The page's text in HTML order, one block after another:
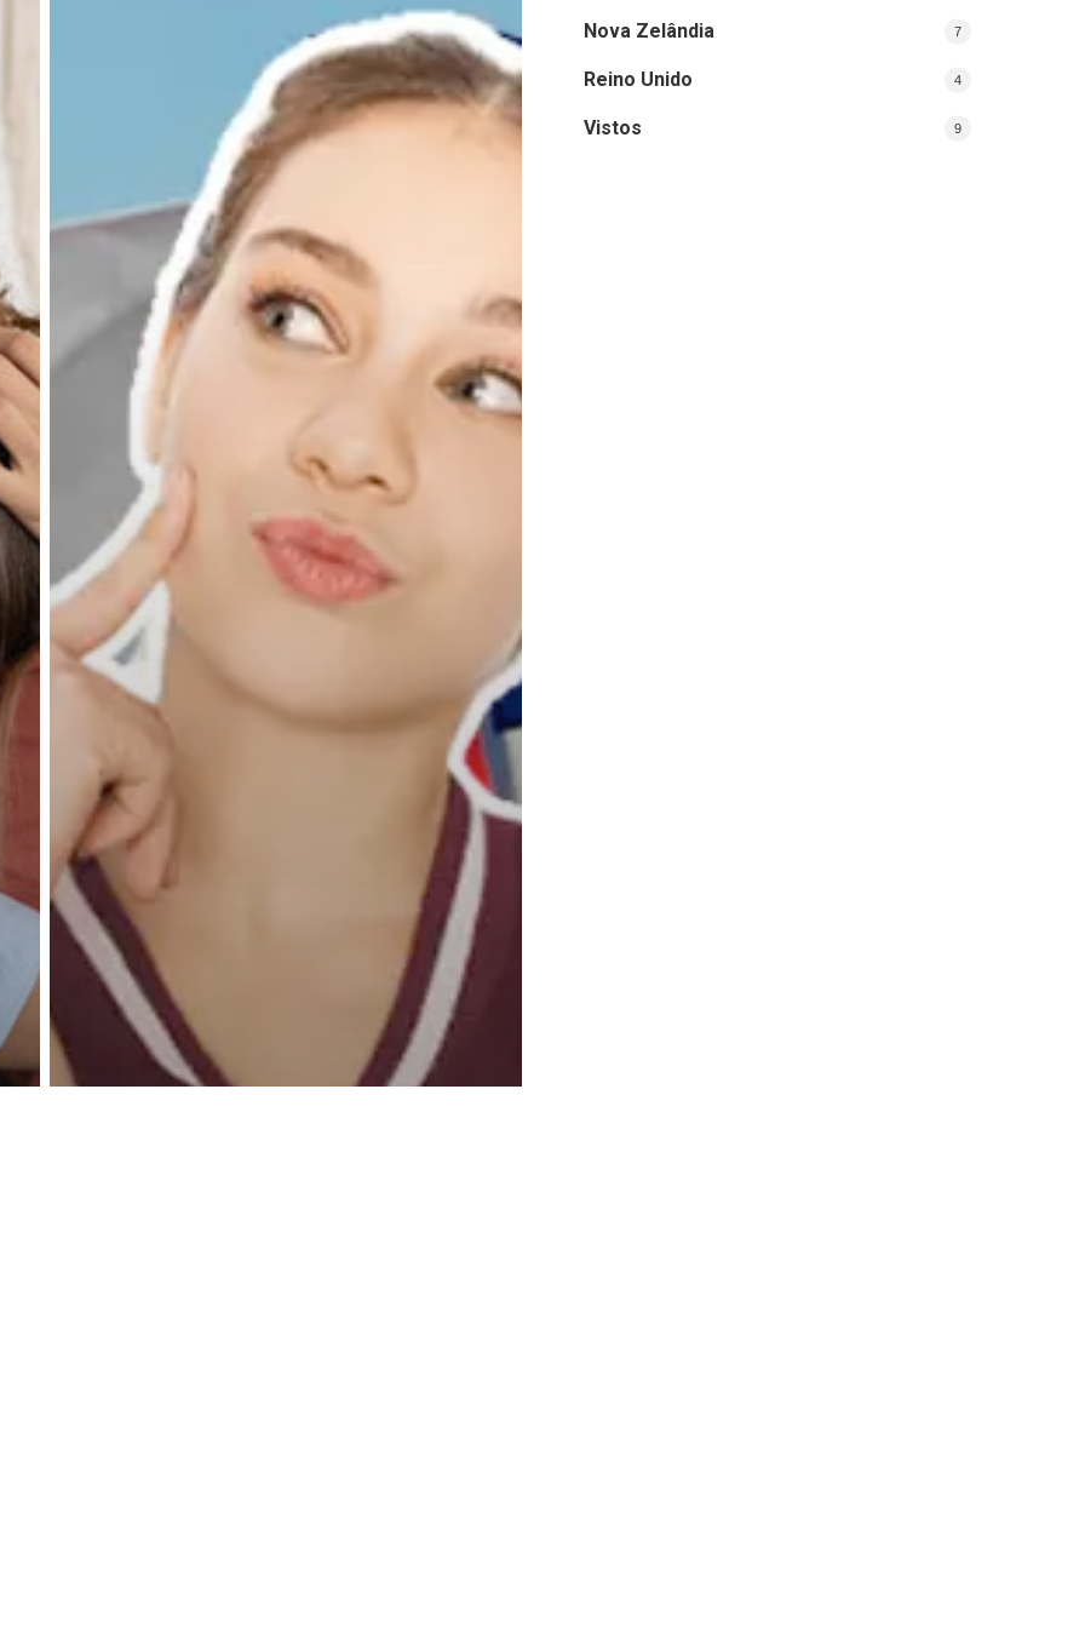
Nova Zelândia 7
Reino Unido 4
Vistos 9